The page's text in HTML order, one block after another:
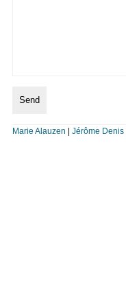
Marie Alauzen Jérôme Denis|